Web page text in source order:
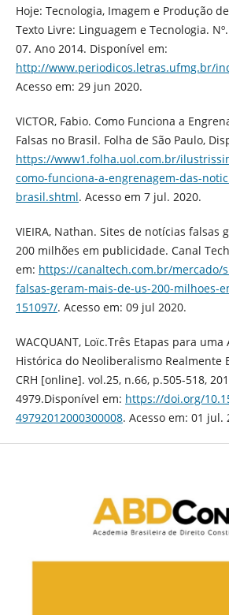
Hoje: Tecnologia, Imagem e Produção
Texto Livre: Linguagem e Tecnologia.
07. Ano 2014. Disponível em:
http://www.periodicos.letras.ufmg.br/
Acesso em: 29 jun 2020.
VICTOR, Fabio. Como Funciona a
Falsas no Brasil. Folha de São Paulo,
https://www1.folha.uol.com.br/
como-funciona-a-engrenagem-das-
brasil.shtml. Acesso em 7 jul. 2020.
VIEIRA, Nathan. Sites de notícias falsas
200 milhões em publicidade. Canal
em: https://canaltech.com.br/mercado/
falsas-geram-mais-de-us-200-milhoes-
151097/. Acesso em: 09 jul 2020.
WACQUANT, Loïc.Três Etapas para
Histórica do Neoliberalismo Realmente
CRH [online]. vol.25, n.66, p.505-518,
4979.Disponível em: https://doi.org/
49792012000300008. Acesso em: 01 jul.